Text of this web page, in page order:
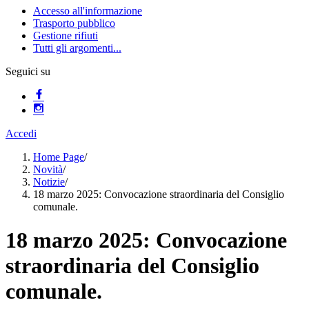
Accesso all'informazione
Trasporto pubblico
Gestione rifiuti
Tutti gli argomenti...
Seguici su
Accedi
Home Page/
Novità/
Notizie/
18 marzo 2025: Convocazione straordinaria del Consiglio
comunale.
18 marzo 2025: Convocazione
straordinaria del Consiglio
comunale.